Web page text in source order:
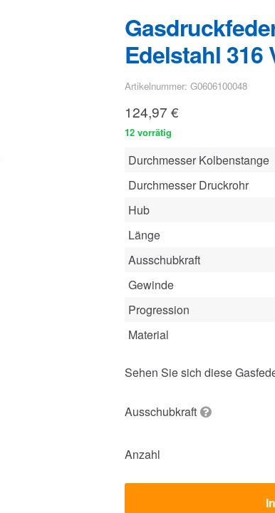
Edelstahl 316
Artikelnummer: G0606100048
124,97 €
12 vorrätig
Durchmesser Kolbenstange
Durchmesser Druckrohr
Hub
Länge
Ausschubkraft
Gewinde
Progression
Material
Sehen Sie sich diese
Ausschubkraft
Anzahl